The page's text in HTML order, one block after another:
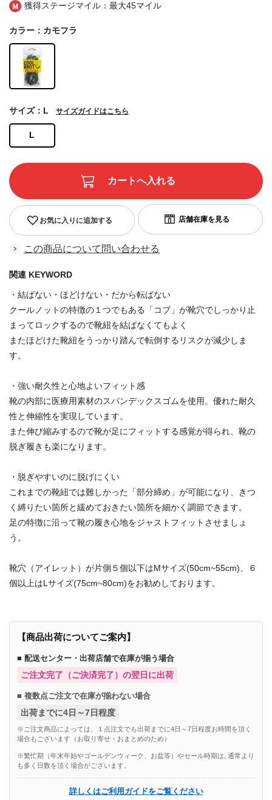
獲得ステージマイル：最大45マイル
カラー：カモフラ
L
サイズ：L サイズガイドはこちら
お気に入りに追加する
この商品について問い合わせる
関連 KEYWORD
・結ばない・ほどけない・だから転ばない
クールノットの特徴の１つでもある「コブ」が靴穴でしっかり止
まってロックするので靴紐を結ばなくてもよく
またほどけた靴紐をうっかり踏んで転倒するリスクが減少しま
す。
・強い耐久性と心地よいフィット感
靴の内部に医療用素材のスパンデックスゴムを使用。優れた耐久
性と伸縮性を実現しています。
また伸び縮みするので靴が足にフィットする感覚が得られ、靴の
脱ぎ履きも楽になります。
・脱ぎやすいのに脱げにくい
これまでの靴紐では難しかった「部分締め」が可能になり、きつ
く縛りたい箇所と緩めておきたい箇所を細かく調節できます。
足の特徴に沿って靴の履き心地をジャストフィットさせましょ
う。
靴穴（アイレット）が片側５個以下はMサイズ(50cm~55cm)、６
個以上はLサイズ(75cm~80cm)をお勧めしております。
【商品出荷についてご案内】
■ 配送センター・出荷店舗で在庫が揃う場合
ご注文完了（ご決済完了）の翌日に出荷
■ 複数点ご注文で在庫が揃わない場合
出荷までに4日～7日程度
※ご注文商品によっては、１点注文でも出荷までに4日～7日程度お時間を頂く
場合もございます（お取り寄せ・おまとめのため）
※繁忙期（年末年始やゴールデンウィーク、お盆等）やセール時期は, 通常より
も多く日数を頂く場合がございます。
詳しくはご利用ガイドをご覧ください